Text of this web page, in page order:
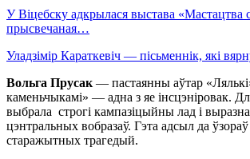
У Віцебску адкрылася выстава «Мастацтва
прысвечаная…
Уладзімір Караткевіч — пісьменнік, які
Вольга Прусак — пастаянны аўтар
каменьчыкамі» — адна з яе інсцэніровак.
выбрала строгі кампазіцыйны лад і
цэнтральных вобразаў. Гэта адсыл да
старажытных трагедый.